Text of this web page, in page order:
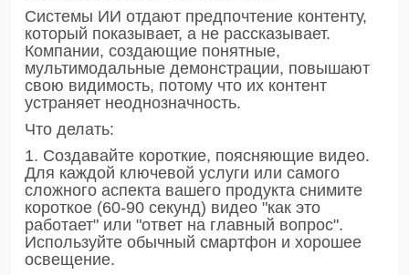
Системы ИИ отдают предпочтение контенту,
который показывает, а не рассказывает.
Компании, создающие понятные,
мультимодальные демонстрации, повышают
свою видимость, потому что их контент
устраняет неоднозначность.
Что делать:
1. Создавайте короткие, поясняющие видео.
Для каждой ключевой услуги или самого
сложного аспекта вашего продукта снимите
короткое (60-90 секунд) видео "как это
работает" или "ответ на главный вопрос".
Используйте обычный смартфон и хорошее
освещение.